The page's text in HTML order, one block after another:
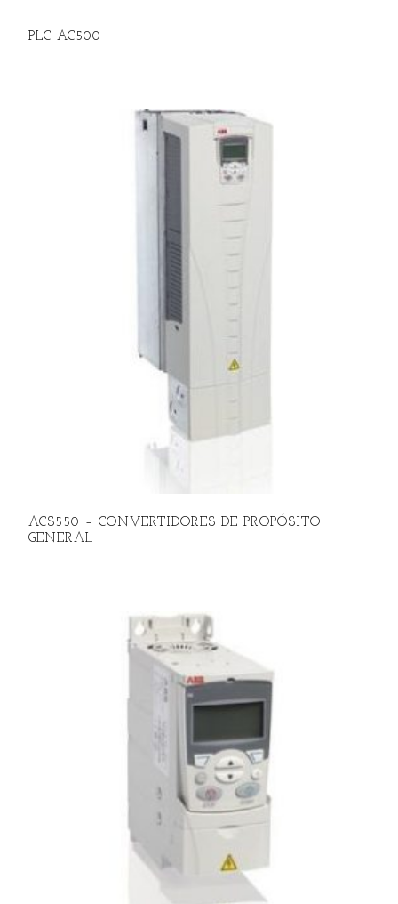
PLC AC500
ACS550 – CONVERTIDORES DE PROPÓSITO
GENERAL